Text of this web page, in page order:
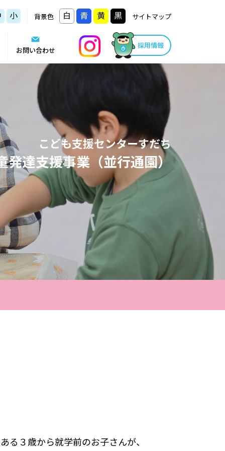
小 背景色 白 青 黄 黒 サイトマップ
お問い合わせ
採用情報
こども支援センターすだち
発達支援事業（並行通園）
３歳から就学前のお子さんが、